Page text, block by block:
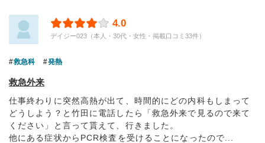
4.0
デイジー023（本人・30代・女性・掲載口コミ33件）
救急科 発熱
救急外来
仕事終わりに突然高熱が出て、時間的にどの内科もしまって
どうしよう？と竹田に電話したら「救急外来で見るので来て
ください」と言って貰えて、行きました。
他にある症状からPCR検査を受けることになったので...